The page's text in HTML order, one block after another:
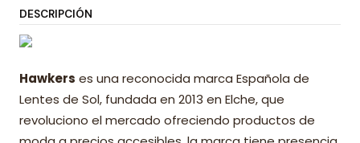
DESCRIPCIÓN
Hawkers es una reconocida marca Española de
Lentes de Sol, fundada en 2013 en Elche, que
revoluciono el mercado ofreciendo productos de